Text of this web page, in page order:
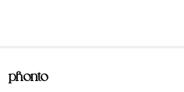
ホーム
phonto